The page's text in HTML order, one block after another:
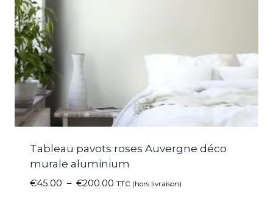
Tableau pavots roses Auvergne déco
murale aluminium
€45.00 – €200.00 TTC (hors livraison)